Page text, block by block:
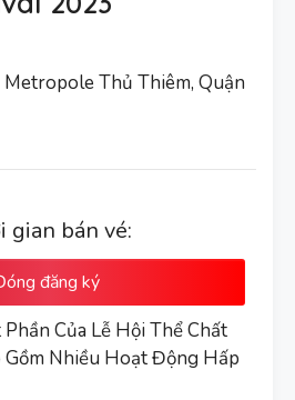
Metropole Thủ Thiêm, Quận
gian bán vé:
đăng ký
Của Lễ Hội Thể Chất
Nhiều Hoạt Động Hấp